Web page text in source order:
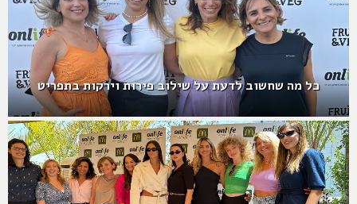
כל מה שחשוב לדעת על שילוב פירות וירקות בתפריט